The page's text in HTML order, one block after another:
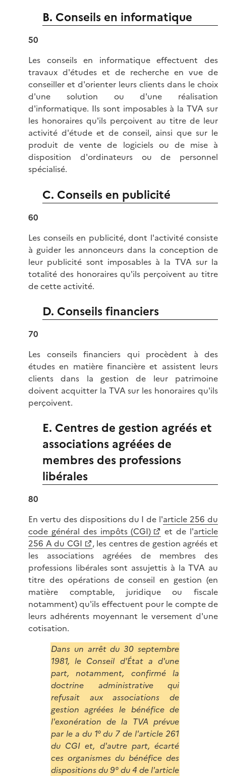
B. Conseils en informatique
50
Les conseils en informatique effectuent des
travaux d'études et de recherche en vue de
conseiller et d'orienter leurs clients dans le choix
d'une solution ou d'une réalisation
d'informatique. Ils sont imposables à la TVA sur
les honoraires qu'ils perçoivent au titre de leur
activité d'étude et de conseil, ainsi que sur le
produit de vente de logiciels ou de mise à
disposition d'ordinateurs ou de personnel
spécialisé.
C. Conseils en publicité
60
Les conseils en publicité, dont l'activité consiste
à guider les annonceurs dans la conception de
leur publicité sont imposables à la TVA sur la
totalité des honoraires qu'ils perçoivent au titre
de cette activité.
D. Conseils financiers
70
Les conseils financiers qui procèdent à des
études en matière financière et assistent leurs
clients dans la gestion de leur patrimoine
doivent acquitter la TVA sur les honoraires qu'ils
perçoivent.
E. Centres de gestion agréés et
associations agréées de
membres des professions
libérales
80
En vertu des dispositions du I de l'article 256 du
code général des impôts (CGI)
et de l'article
256 A du CGI
, les centres de gestion agréés et
les associations agréées de membres des
professions libérales sont assujettis à la TVA au
titre des opérations de conseil en gestion (en
matière comptable, juridique ou fiscale
notamment) qu'ils effectuent pour le compte de
leurs adhérents moyennant le versement d'une
cotisation.
Dans un arrêt du 30 septembre
1981, le Conseil d'État a d'une
part, notamment, confirmé la
doctrine administrative qui
refusait aux associations de
gestion agréées le bénéfice de
l'exonération de la TVA prévue
par le a du 1° du 7 de l'article 261
du CGI et, d'autre part, écarté
ces organismes du bénéfice des
dispositions du 9° du 4 de l'article